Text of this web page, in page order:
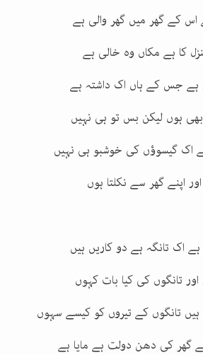
کے گھر میں گھر والی ہے
کا ہے مکاں وہ خالی ہے
ہے جس کے ہاں اک داشتہ ہے
ہوں لیکن بس تو ہی نہیں
اک گیسوؤں کی خوشبو ہی نہیں
اپنے گھر سے نکلتا ہوں
اک تانگہ ہے دو کاریں ہیں
تانگوں کی کیا بات کہوں
تانگوں کے تیروں کو کیسے سہوں
گھر کی دھن دولت ہے مایا ہے